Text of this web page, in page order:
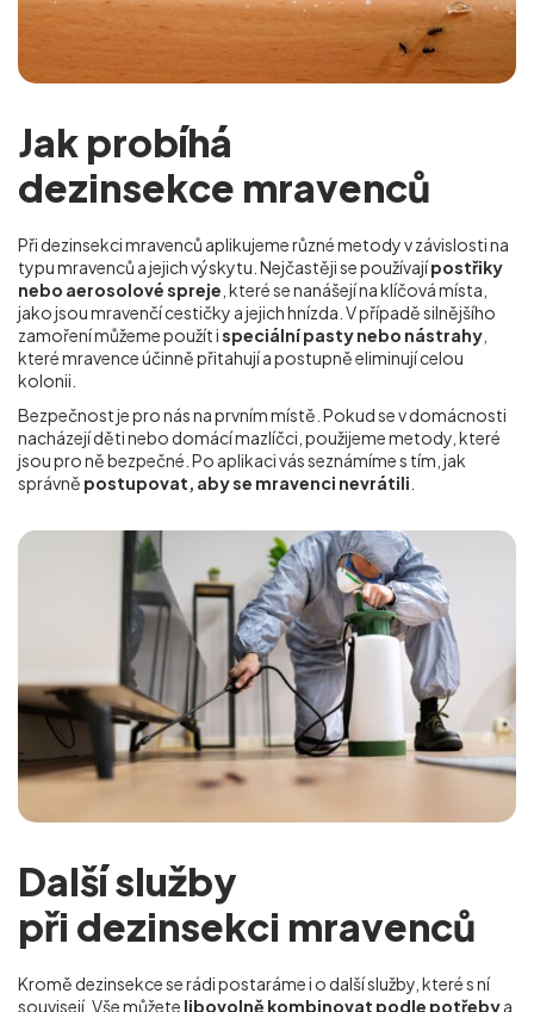
Jak probíhá
dezinsekce mravenců
Při dezinsekci mravenců aplikujeme různé metody v závislosti na
typu mravenců a jejich výskytu. Nejčastěji se používajípostřiky
nebo aerosolové spreje , které se nanášejí na klíčová místa,
jako jsou mravenčí cestičky a jejich hnízda. V případě silnějšího
zamoření můžeme použít ispeciální pasty nebo nástrahy
které mravence účinně přitahují a postupně eliminují celou
kolonii.
Bezpečnost je pro nás na prvním místě. Pokud se v domácnosti
nacházejí děti nebo domácí mazlíčci, použijeme metody, které
jsou pro ně bezpečné. Po aplikaci vás seznámíme s tím, jak
správně postupovat, aby se mravenci nevrátili
Další služby
při dezinsekci mravenců
Kromě dezinsekce se rádi postaráme i o další služby, které s ní
souvisejí. Vše můžete libovolně kombinovat podle potřebya